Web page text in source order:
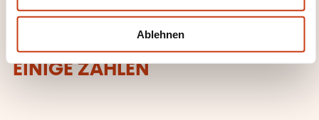
Ablehnen
EINIGE ZAHLEN